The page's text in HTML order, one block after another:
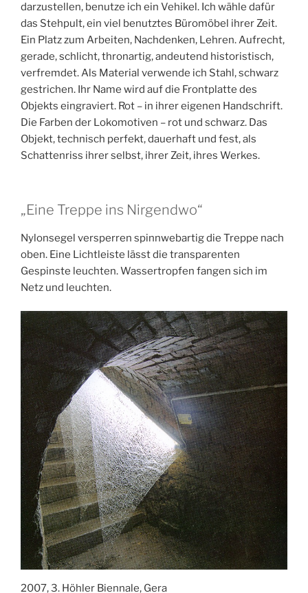
darzustellen, benutze ich ein Vehikel. Ich wähle dafür
das Stehpult, ein viel benutztes Büromöbel ihrer Zeit.
Ein Platz zum Arbeiten, Nachdenken, Lehren. Aufrecht,
gerade, schlicht, thronartig, andeutend historistisch,
verfremdet. Als Material verwende ich Stahl, schwarz
gestrichen. Ihr Name wird auf die Frontplatte des
Objekts eingraviert. Rot – in ihrer eigenen Handschrift.
Die Farben der Lokomotiven – rot und schwarz. Das
Objekt, technisch perfekt, dauerhaft und fest, als
Schattenriss ihrer selbst, ihrer Zeit, ihres Werkes.
„Eine Treppe ins Nirgendwo“
Nylonsegel versperren spinnwebartig die Treppe nach
oben. Eine Lichtleiste lässt die transparenten
Gespinste leuchten. Wassertropfen fangen sich im
Netz und leuchten.
2007, 3. Höhler Biennale, Gera